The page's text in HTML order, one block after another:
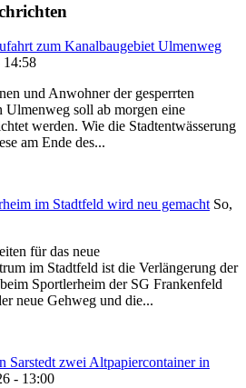
zum Kanalbaugebiet Ulmenweg
14:58
und Anwohner der gesperrten
Ulmenweg soll ab morgen eine
werden. Wie die Stadtentwässerung
am Ende des...
im Stadtfeld wird neu gemacht So,
für das neue
im Stadtfeld ist die Verlängerung der
Sportlerheim der SG Frankenfeld
neue Gehweg und die...
Sarstedt zwei Altpapiercontainer in
- 13:00